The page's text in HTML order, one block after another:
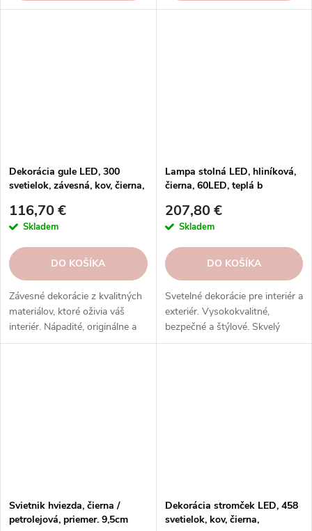
Dekorácia gule LED, 300
svetielok, závesná, kov, čierna,
116,70 €
Skladem
DO KOŠÍKA
Závesné dekorácie z kvalitných
materiálov, ktoré oživia váš
interiér. Nápadité, originálne a
udržateľné. Skvelý darček a
Lampa stolná LED, hliníková,
čierna, 60LED, teplá b
207,80 €
Skladem
DO KOŠÍKA
Svetelné dekorácie pre interiér a
exteriér. Vysokokvalitné,
bezpečné a štýlové. Skvelý
darček a osvetlenie. Objednajte
Svietnik hviezda, čierna /
petrolejová, priemer. 9,5cm
Dekorácia stromček LED, 458
svetielok, kov, čierna,